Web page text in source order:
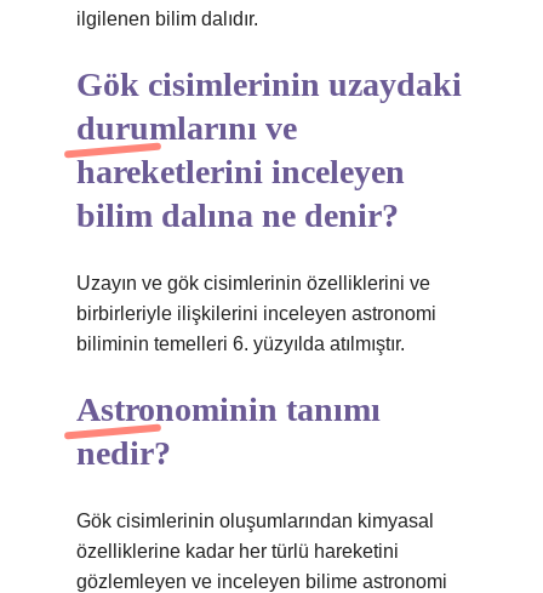
ilgilenen bilim dalıdır.
Gök cisimlerinin uzaydaki
durumlarını ve
hareketlerini inceleyen
bilim dalına ne denir?
Uzayın ve gök cisimlerinin özelliklerini ve
birbirleriyle ilişkilerini inceleyen astronomi
biliminin temelleri 6. yüzyılda atılmıştır.
Astronominin tanımı
nedir?
Gök cisimlerinin oluşumlarından kimyasal
özelliklerine kadar her türlü hareketini
gözlemleyen ve inceleyen bilime astronomi